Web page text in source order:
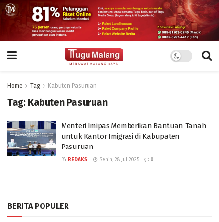
Home Tag Kabuten Pasuruan
Tag: Kabuten Pasuruan
Menteri Imipas Memberikan Bantuan Tanah
untuk Kantor Imigrasi di Kabupaten
Pasuruan
BY REDAKSI Senin, 28 Jul 2025 0
BERITA POPULER